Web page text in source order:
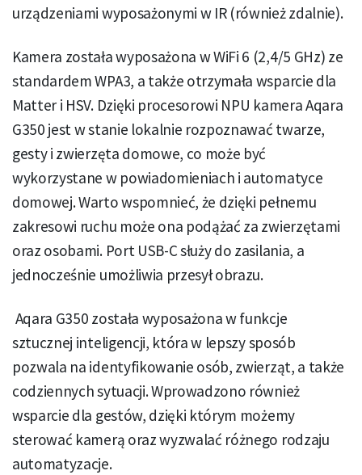
urządzeniami wyposażonymi w IR (również zdalnie).
Kamera została wyposażona w WiFi 6 (2,4/5 GHz) ze
standardem WPA3, a także otrzymała wsparcie dla
Matter i HSV. Dzięki procesorowi NPU kamera Aqara
G350 jest w stanie lokalnie rozpoznawać twarze,
gesty i zwierzęta domowe, co może być
wykorzystane w powiadomieniach i automatyce
domowej. Warto wspomnieć, że dzięki pełnemu
zakresowi ruchu może ona podążać za zwierzętami
oraz osobami. Port USB-C służy do zasilania, a
jednocześnie umożliwia przesył obrazu.
Aqara G350 została wyposażona w funkcje
sztucznej inteligencji, która w lepszy sposób
pozwala na identyfikowanie osób, zwierząt, a także
codziennych sytuacji. Wprowadzono również
wsparcie dla gestów, dzięki którym możemy
sterować kamerą oraz wyzwalać różnego rodzaju
automatyzacje.